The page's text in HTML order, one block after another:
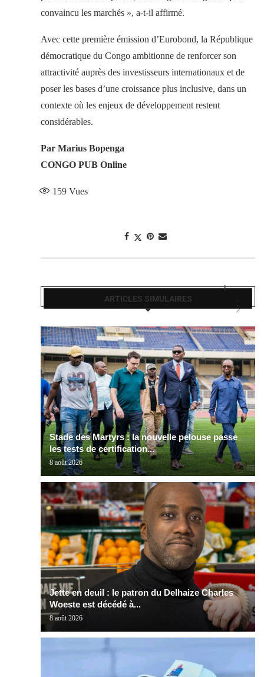
convaincu les marchés », a-t-il affirmé.
Avec cette première émission d’Eurobond, la République
démocratique du Congo ambitionne de renforcer son
attractivité auprès des investisseurs internationaux et de
poser les bases d’une croissance plus inclusive, dans un
contexte où les enjeux de développement restent
considérables.
Par Marius Bopenga
CONGO PUB Online
159 Vues
ARTICLES SIMULAIRES
Stade des Martyrs : la nouvelle pelouse passe
les tests de certification...
8 août 2026
Jette en deuil : le patron du Delhaize Charles
Woeste est décédé à...
8 août 2026